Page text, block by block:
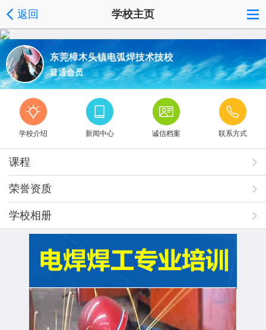
返回 学校主页
东莞樟木头镇电弧焊技术技校
普通会员
学校介绍 新闻中心 诚信档案 联系方式
课程
荣誉资质
学校相册